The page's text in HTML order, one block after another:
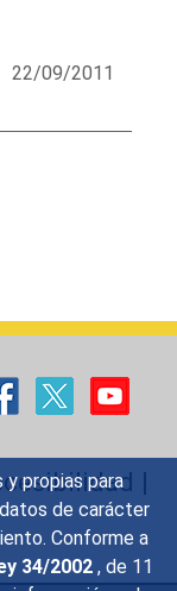
propias para
de carácter
Conforme a
34/2002 , de 11
22/09/2011
|